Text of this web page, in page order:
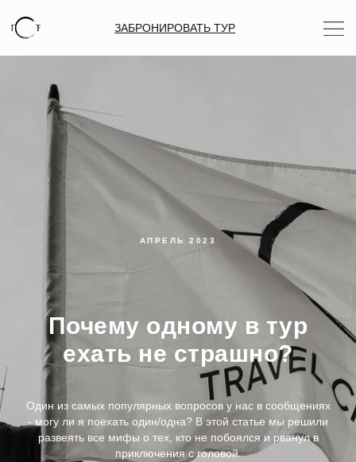
АПРЕЛЬ 2023
Почему одному в тур
ехать не страшно?
Один из самых популярных вопросов у нас в сообщениях
- могу ли я поехать один/одна? В этой статье мы решили
развеять все мифы о тех, кто не побоялся и рванул в
приключения с головой.